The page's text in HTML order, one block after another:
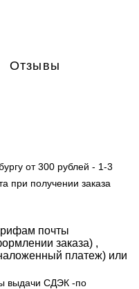
Отзывы
от 300 рублей - 1-3
при получении заказа
почты
заказа) ,
платеж) или
выдачи СДЭК -по